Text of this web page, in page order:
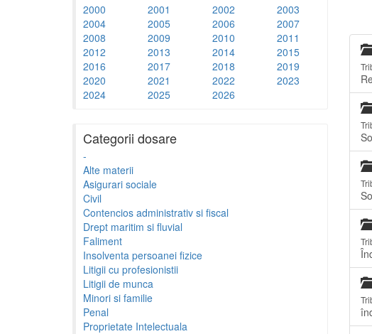
2000 2001 2002
2003
2004
2005 2006
2007
2008
2009 2010
2011
2012
2013 2014
2015
2016
2017 2018
2019
2020
2021 2022
2023
2024
2025 2026
Categorii dosare
-
Alte materii
Asigurari sociale
Civil
Contencios administrativ si fiscal
Drept maritim si fluvial
Faliment
Insolventa persoanei fizice
Litigii cu profesionistii
Litigii de munca
Minori si familie
Penal
Proprietate Intelectuala